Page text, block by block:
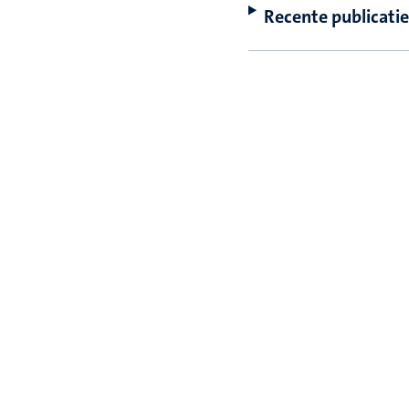
Recente